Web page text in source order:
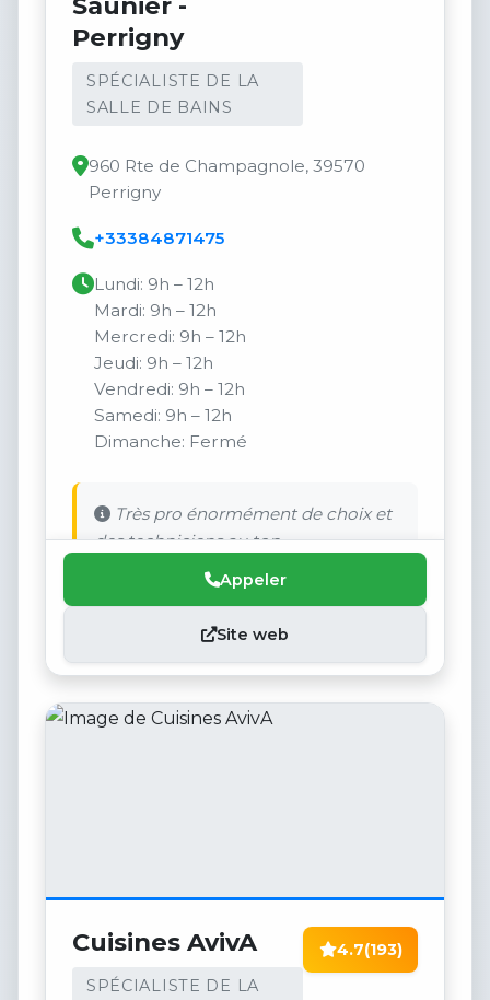
Perrigny
SPÉCIALISTE DE LA
SALLE DE BAINS
960 Rte de Champagnole, 39570
Perrigny
+33384871475
Lundi: 9h – 12h
Mardi: 9h – 12h
Mercredi: 9h – 12h
Jeudi: 9h – 12h
Vendredi: 9h – 12h
Samedi: 9h – 12h
Dimanche: Fermé
Très pro énormément de choix et
des techniciens au top
Appeler
Site web
Cuisines AvivA
SPÉCIALISTE DE LA
4.7(193)